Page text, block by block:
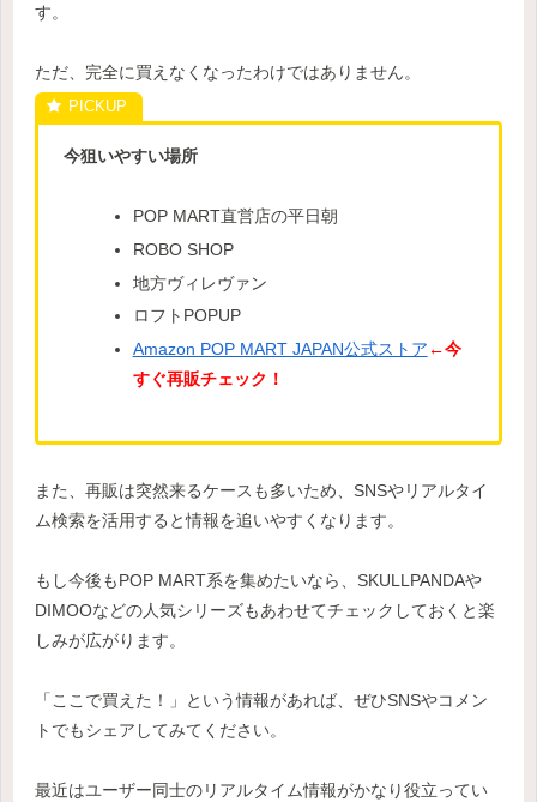
す。
ただ、完全に買えなくなったわけではありません。
今狙いやすい場所
POP MART直営店の平日朝
ROBO SHOP
地方ヴィレヴァン
ロフトPOPUP
Amazon POP MART JAPAN公式ストア ←今
すぐ再販チェック！
また、再販は突然来るケースも多いため、SNSやリアルタイ
ム検索を活用すると情報を追いやすくなります。
もし今後もPOP MART系を集めたいなら、SKULLPANDAや
DIMOOなどの人気シリーズもあわせてチェックしておくと楽
しみが広がります。
「ここで買えた！」という情報があれば、ぜひSNSやコメン
トでもシェアしてみてください。
最近はユーザー同士のリアルタイム情報がかなり役立ってい